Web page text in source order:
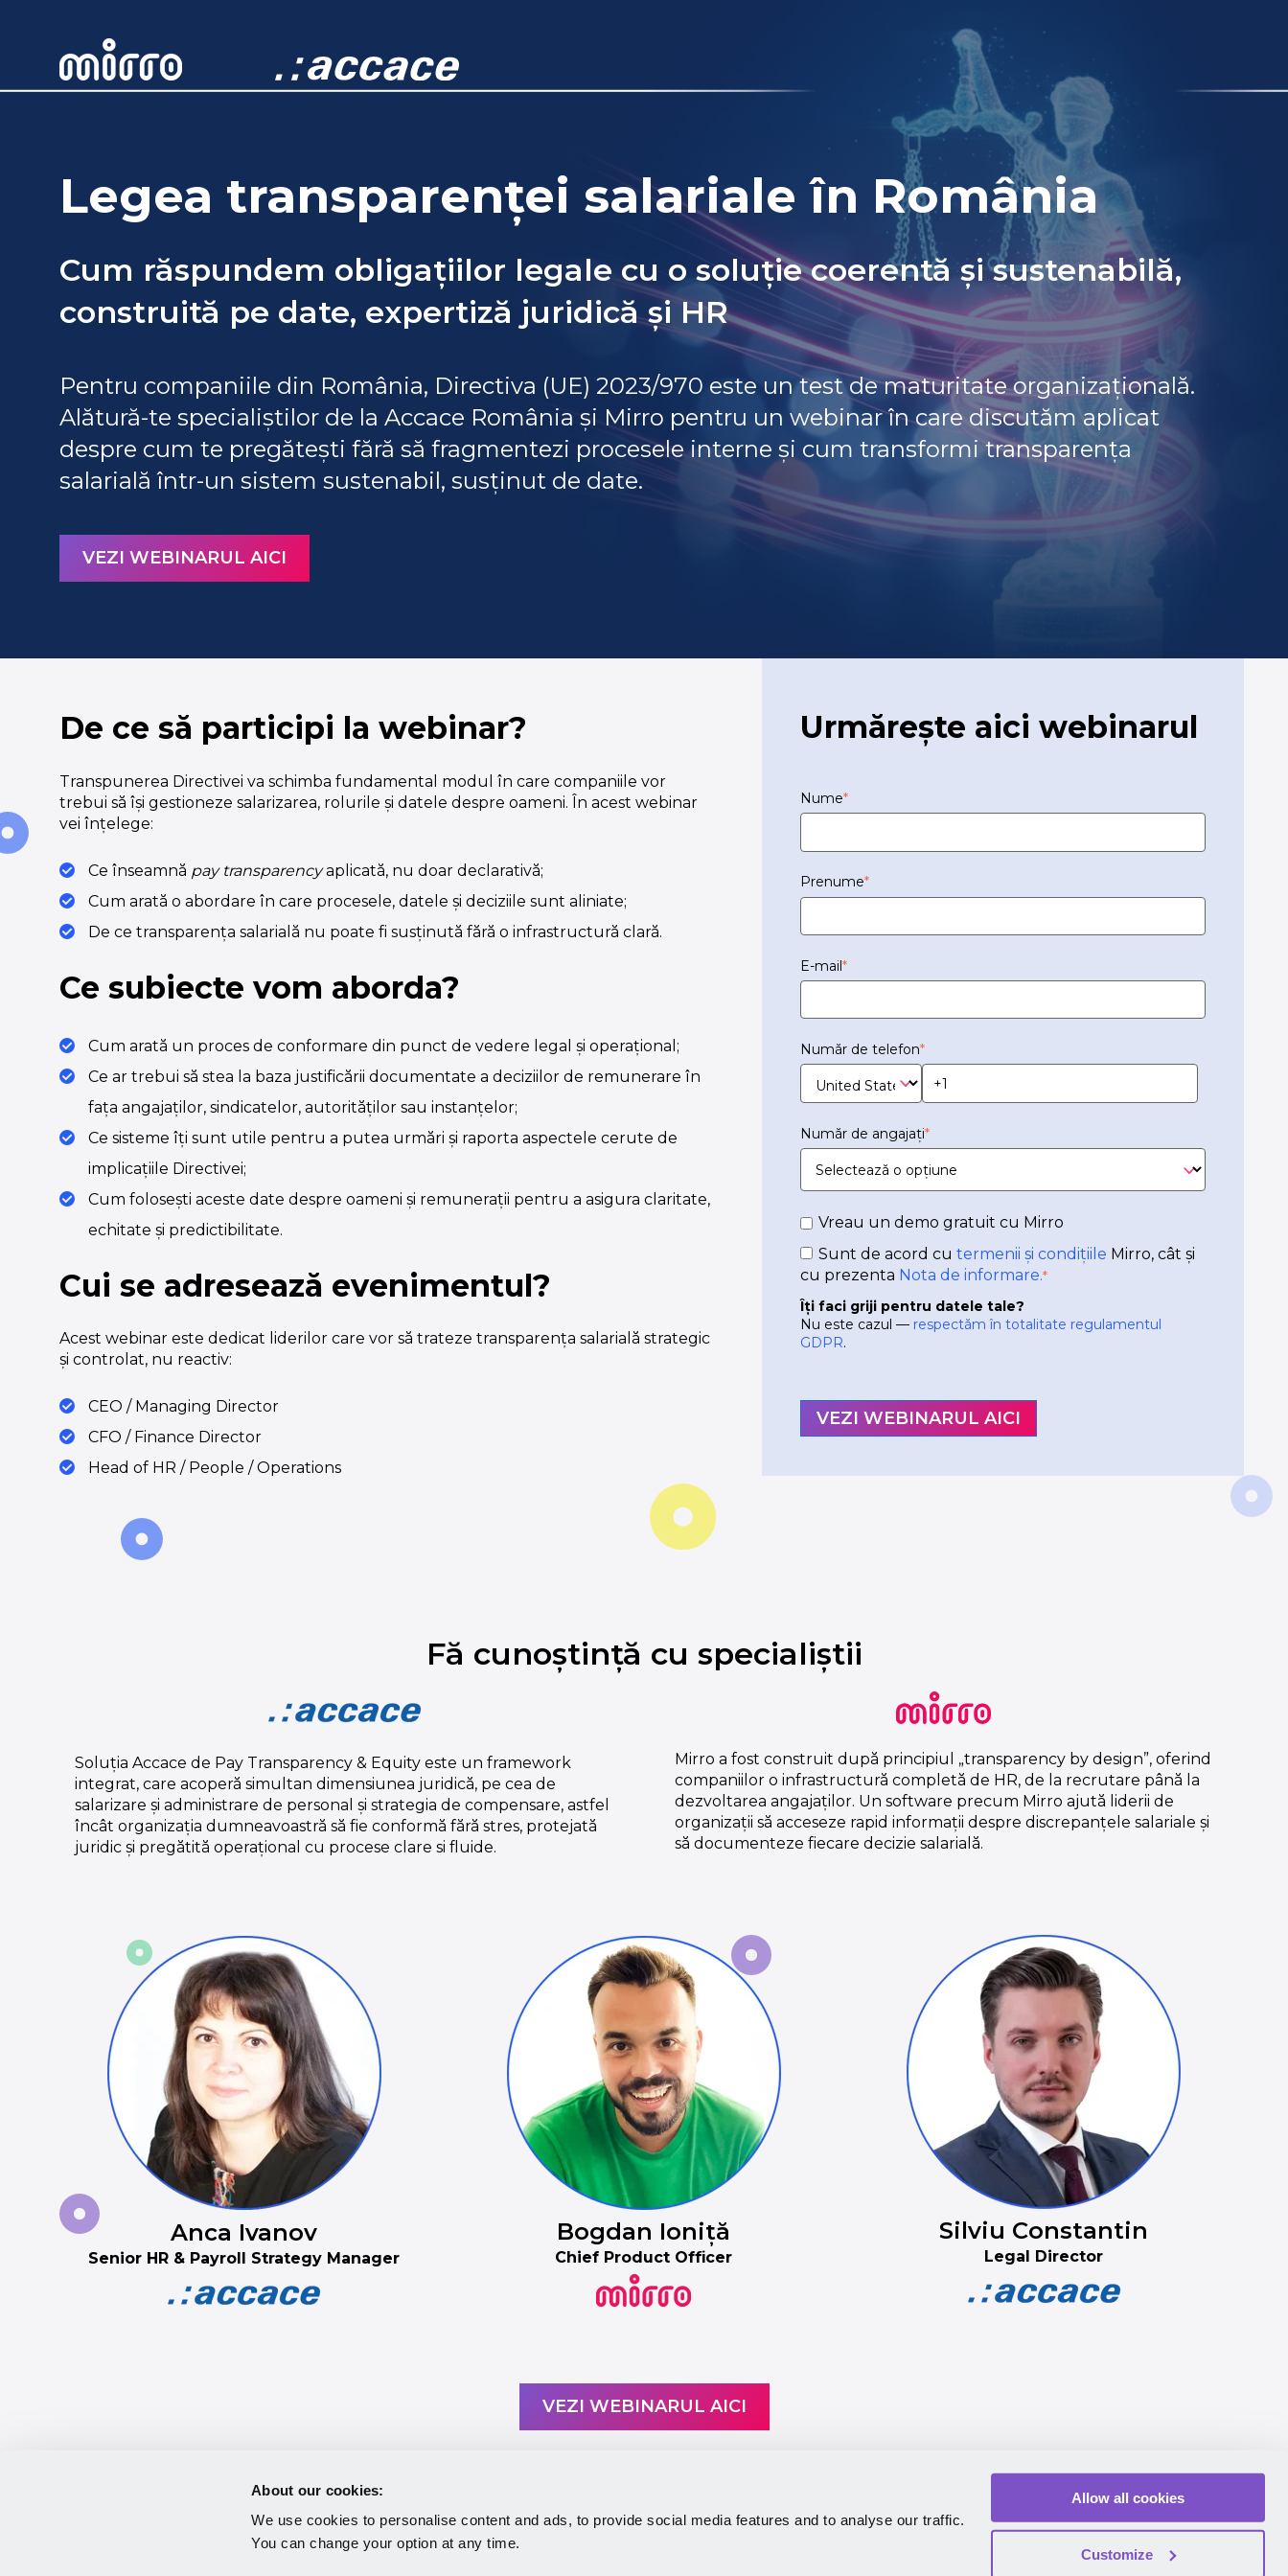
About our cookies:
We use cookies to personalise content and ads, to provide social media features and to analyse our traffic.
You can change your option at any time.
Allow all cookies
Customize
Legea transparenței salariale în România
Cum răspundem obligațiilor legale cu o soluție coerentă și sustenabilă,
construită pe date, expertiză juridică și HR
Pentru companiile din România, Directiva (UE) 2023/970 este un test de maturitate organizațională.
Alătură-te specialiștilor de la Accace România și Mirro pentru un webinar în care discutăm aplicat
despre cum te pregătești fără să fragmentezi procesele interne și cum transformi transparența
salarială într-un sistem sustenabil, susținut de date.
VEZI WEBINARUL AICI
De ce să participi la webinar?
Transpunerea Directivei va schimba fundamental modul în care companiile vor
trebui să își gestioneze salarizarea, rolurile și datele despre oameni. În acest webinar
vei înțelege:
Ce înseamnă pay transparencyaplicată, nu doar declarativă;
Cum arată o abordare în care procesele, datele și deciziile sunt aliniate;
De ce transparența salarială nu poate fi susținută fără o infrastructură clară.
Ce subiecte vom aborda?
Cum arată un proces de conformare din punct de vedere legal și operațional;
Ce ar trebui să stea la baza justificării documentate a deciziilor de remunerare în
fața angajaților, sindicatelor, autorităților sau instanțelor;
Ce sisteme îți sunt utile pentru a putea urmări și raporta aspectele cerute de
implicațiile Directivei;
Cum folosești aceste date despre oameni și remunerații pentru a asigura claritate,
echitate și predictibilitate.
Cui se adresează evenimentul?
Acest webinar este dedicat liderilor care vor să trateze transparența salarială strategic
și controlat, nu reactiv:
CEO / Managing Director
CFO / Finance Director
Head of HR / People / Operations
Urmărește aici webinarul
Nume*
Prenume*
E-mail*
Număr de telefon*
Număr de angajați*
Vreau un demo gratuit cu Mirro
Sunt de acord cu termenii și condițiile Mirro, cât și
cu prezenta Nota de informare.*
Îți faci griji pentru datele tale?
Nu este cazul — respectăm în totalitate regulamentul
GDPR.
Fă cunoștință cu specialiștii
Soluția Accace de Pay Transparency & Equity este un framework
integrat, care acoperă simultan dimensiunea juridică, pe cea de
salarizare și administrare de personal și strategia de compensare, astfel
încât organizația dumneavoastră să fie conformă fără stres, protejată
juridic și pregătită operațional cu procese clare si fluide.
Mirro a fost construit după principiul „transparency by design”, oferind
companiilor o infrastructură completă de HR, de la recrutare până la
dezvoltarea angajaților. Un software precum Mirro ajută liderii de
organizații să acceseze rapid informații despre discrepanțele salariale și
să documenteze fiecare decizie salarială.
Anca Ivanov
Senior HR & Payroll Strategy Manager
Bogdan Ioniță
Chief Product Officer
Silviu Constantin
Legal Director
VEZI WEBINARUL AICI